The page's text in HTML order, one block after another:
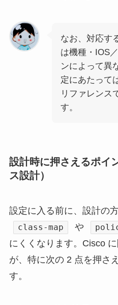
なお、対応す
は機種・IOS
ンによって異
定にあたって
リファレンス
す。
設計時に押さえるポイ
ス設計）
設定に入る前に、設計の
class-map や
にくくなります。Cisco
が、特に次の 2 点を押さ
す。